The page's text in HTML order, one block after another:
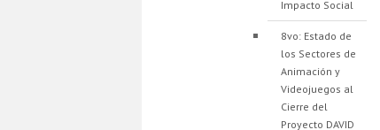
Impacto Social
8vo: Estado de
los Sectores de
Animación y
Videojuegos al
Cierre del
Proyecto DAVID